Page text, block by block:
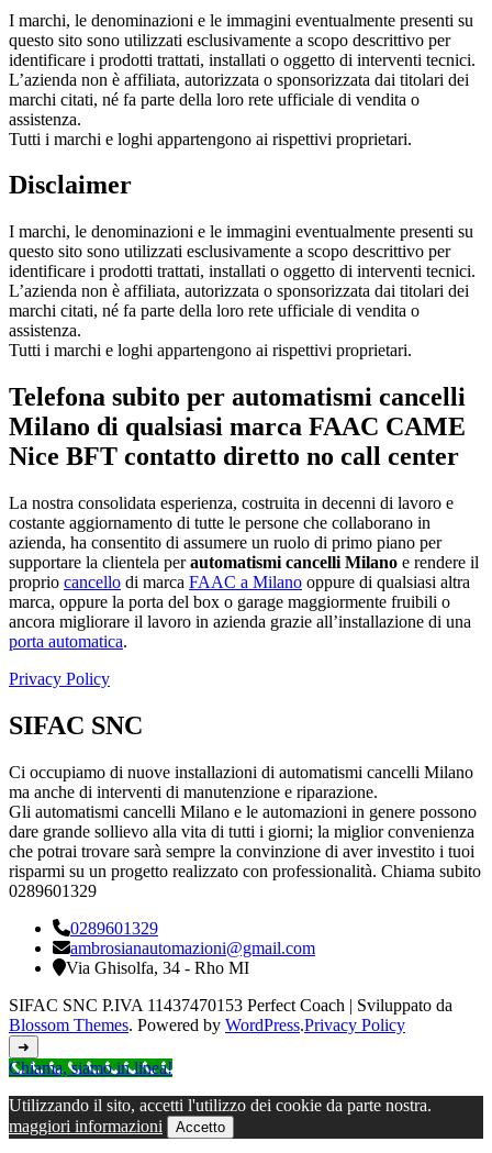
I marchi, le denominazioni e le immagini eventualmente presenti su
questo sito sono utilizzati esclusivamente a scopo descrittivo per
identificare i prodotti trattati, installati o oggetto di interventi tecnici.
L’azienda non è affiliata, autorizzata o sponsorizzata dai titolari dei
marchi citati, né fa parte della loro rete ufficiale di vendita o
assistenza.
Tutti i marchi e loghi appartengono ai rispettivi proprietari.
Disclaimer
I marchi, le denominazioni e le immagini eventualmente presenti su
questo sito sono utilizzati esclusivamente a scopo descrittivo per
identificare i prodotti trattati, installati o oggetto di interventi tecnici.
L’azienda non è affiliata, autorizzata o sponsorizzata dai titolari dei
marchi citati, né fa parte della loro rete ufficiale di vendita o
assistenza.
Tutti i marchi e loghi appartengono ai rispettivi proprietari.
Telefona subito per automatismi cancelli
Milano di qualsiasi marca FAAC CAME
Nice BFT contatto diretto no call center
La nostra consolidata esperienza, costruita in decenni di lavoro e
costante aggiornamento di tutte le persone che collaborano in
azienda, ha consentito di assumere un ruolo di primo piano per
supportare la clientela perautomatismi cancelli Milano e rendere il
proprio cancello di marca FAAC a Milano oppure di qualsiasi altra
marca, oppure la porta del box o garage maggiormente fruibili o
ancora migliorare il lavoro in azienda grazie all’installazione di una
porta automatica.
Privacy Policy
SIFAC SNC
Ci occupiamo di nuove installazioni di automatismi cancelli Milano
ma anche di interventi di manutenzione e riparazione.
Gli automatismi cancelli Milano e le automazioni in genere possono
dare grande sollievo alla vita di tutti i giorni; la miglior convenienza
che potrai trovare sarà sempre la convinzione di aver investito i tuoi
risparmi su un progetto realizzato con professionalità. Chiama subito
0289601329
0289601329
ambrosianautomazioni@gmail.com
Via Ghisolfa, 34 - Rho MI
SIFAC SNC P.IVA 11437470153 Perfect Coach | Sviluppato da
Blossom Themes. Powered by WordPress.Privacy Policy
➜
Chiama, siamo in linea!
Utilizzando il sito, accetti l'utilizzo dei cookie da parte nostra.
maggiori informazioni
Accetto